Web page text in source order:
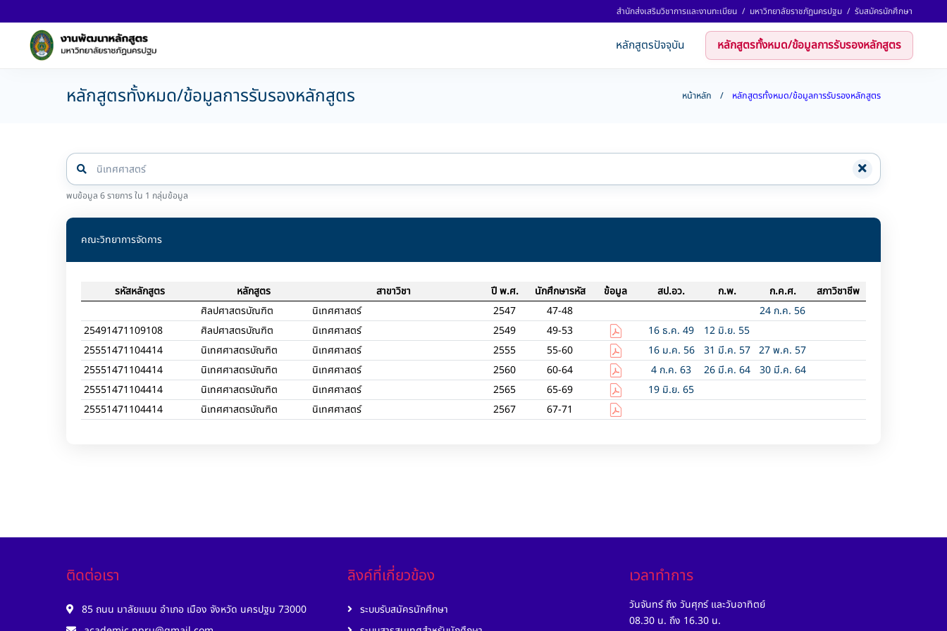
สำนักส่งเสริมวิชาการและงานทะเบียน / มหาวิทยาลัยราชภัฏนครปฐม / รับสมัครนักศึกษา
หลักสูตรปัจจุบัน หลักสูตรทั้งหมด/ข้อมูลการรับรองหลักสูตร
หลักสูตรทั้งหมด/ข้อมูลการรับรองหลักสูตร หน้าหลัก หลักสูตรทั้งหมด/ข้อมูลการรับรองหลักสูตร
พบข้อมูล 6 รายการ ใน 1 กลุ่มข้อมูล
คณะวิทยาการจัดการ
รหัสหลักสูตร หลักสูตร สาขาวิชา ปี พ.ศ. นักศึกษารหัส ข้อมูล สป.อว. ก.พ. ก.ค.ศ.
สภาวิชาชีพ
ศิลปศาสตรบัณฑิต
นิเทศศาสตร์ 2547 47-48
24 ก.ค. 56
25491471109108
ศิลปศาสตรบัณฑิต นิเทศศาสตร์ 2549 49-53 16 ธ.ค. 49
12 มิ.ย. 55
25551471104414
นิเทศศาสตรบัณฑิต นิเทศศาสตร์ 2555 55-60 16 ม.ค. 56 31 มี.ค. 57 27 พ.ค. 57
25551471104414
นิเทศศาสตรบัณฑิต นิเทศศาสตร์ 2560 60-64 4 ก.ค. 63 26 มี.ค. 64
30 มี.ค. 64
25551471104414
นิเทศศาสตรบัณฑิต นิเทศศาสตร์ 2565 65-69
19 มิ.ย. 65
25551471104414
นิเทศศาสตรบัณฑิต นิเทศศาสตร์ 2567 67-71
ติดต่อเรา
85 ถนน มาลัยแมน อำเภอ เมือง จังหวัด นครปฐม 73000
ลิงค์ที่เกี่ยวข้อง
ระบบรับสมัครนักศึกษา
เวลาทำการ
วันจันทร์ ถึง วันศุกร์ และวันอาทิตย์
08.30 น. ถึง 16.30 น.